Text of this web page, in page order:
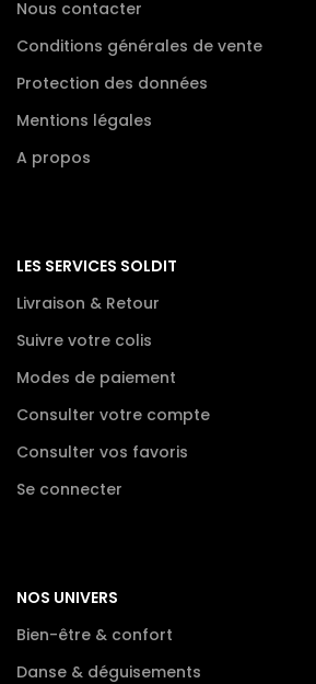
Nous contacter
Conditions générales de vente
Protection des données
Mentions légales
A propos
LES SERVICES SOLDIT
Livraison & Retour
Suivre votre colis
Modes de paiement
Consulter votre compte
Consulter vos favoris
Se connecter
NOS UNIVERS
Bien-être & confort
Danse & déguisements